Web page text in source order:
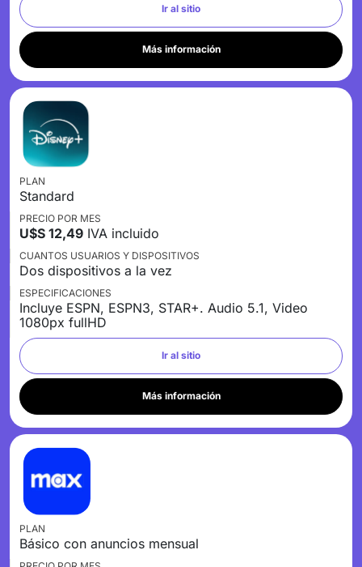
Ir al sitio
Más información
PLAN
Standard
PRECIO POR MES
U$S 12,49 IVA incluido
CUANTOS USUARIOS Y DISPOSITIVOS
Dos dispositivos a la vez
ESPECIFICACIONES
Incluye ESPN, ESPN3, STAR+. Audio 5.1, Video
1080px fullHD
Ir al sitio
Más información
PLAN
Básico con anuncios mensual